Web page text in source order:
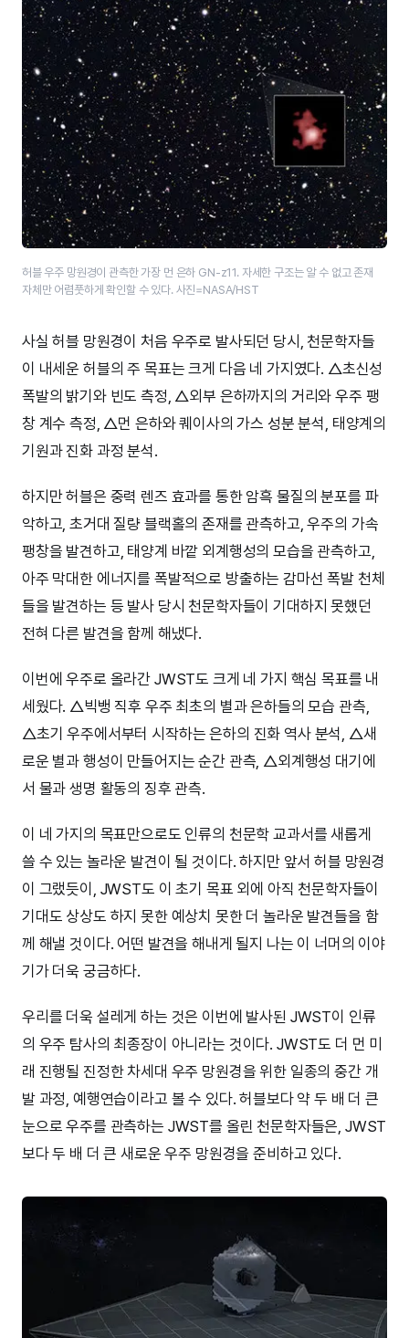
허블 우주 망원경이 관측한 가장 먼 은하 GN-z11. 자세한 구조는 알 수 없고 존재
자체만 어렴풋하게 확인할 수 있다. 사진=NASA/HST
사실 허블 망원경이 처음 우주로 발사되던 당시, 천문학자들
이 내세운 허블의 주 목표는 크게 다음 네 가지였다. △초신성
폭발의 밝기와 빈도 측정, △외부 은하까지의 거리와 우주 팽
창 계수 측정, △먼 은하와 퀘이사의 가스 성분 분석, 태양계의
기원과 진화 과정 분석.
하지만 허블은 중력 렌즈 효과를 통한 암흑 물질의 분포를 파
악하고, 초거대 질량 블랙홀의 존재를 관측하고, 우주의 가속
팽창을 발견하고, 태양계 바깥 외계행성의 모습을 관측하고,
아주 막대한 에너지를 폭발적으로 방출하는 감마선 폭발 천체
들을 발견하는 등 발사 당시 천문학자들이 기대하지 못했던
전혀 다른 발견을 함께 해냈다.
이번에 우주로 올라간 JWST도 크게 네 가지 핵심 목표를 내
세웠다. △빅뱅 직후 우주 최초의 별과 은하들의 모습 관측,
△초기 우주에서부터 시작하는 은하의 진화 역사 분석, △새
로운 별과 행성이 만들어지는 순간 관측, △외계행성 대기에
서 물과 생명 활동의 징후 관측.
이 네 가지의 목표만으로도 인류의 천문학 교과서를 새롭게
쓸 수 있는 놀라운 발견이 될 것이다. 하지만 앞서 허블 망원경
이 그랬듯이, JWST도 이 초기 목표 외에 아직 천문학자들이
기대도 상상도 하지 못한 예상치 못한 더 놀라운 발견들을 함
께 해낼 것이다. 어떤 발견을 해내게 될지 나는 이 너머의 이야
기가 더욱 궁금하다.
우리를 더욱 설레게 하는 것은 이번에 발사된 JWST이 인류
의 우주 탐사의 최종장이 아니라는 것이다. JWST도 더 먼 미
래 진행될 진정한 차세대 우주 망원경을 위한 일종의 중간 개
발 과정, 예행연습이라고 볼 수 있다. 허블보다 약 두 배 더 큰
눈으로 우주를 관측하는 JWST를 올린 천문학자들은, JWST
보다 두 배 더 큰 새로운 우주 망원경을 준비하고 있다.